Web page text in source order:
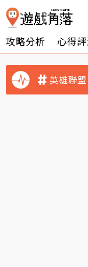
攻略分析 心得
英雄聯盟